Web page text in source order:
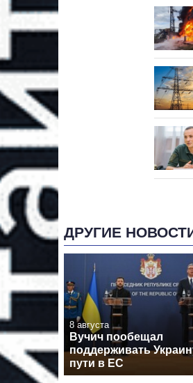
ДРУГИЕ
8 августа
Вучич пообещал
поддерживать
пути в ЕС